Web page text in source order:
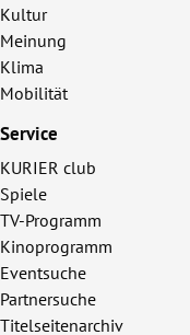
Kultur
Meinung
Klima
Mobilität
Service
KURIER club
Spiele
TV-Programm
Kinoprogramm
Eventsuche
Partnersuche
Titelseitenarchiv